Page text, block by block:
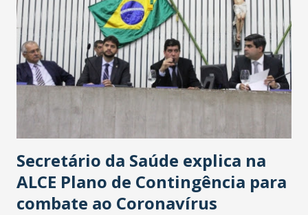
Secretário da Saúde explica na
ALCE Plano de Contingência para
combate ao Coronavírus